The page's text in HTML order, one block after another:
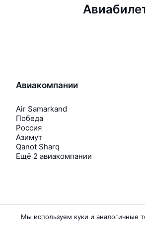
Авиакомпании
Air Samarkand
Победа
Россия
Азимут
Qanot Sharq
Ещё 2 авиакомпании
Мы используем куки и аналогичные